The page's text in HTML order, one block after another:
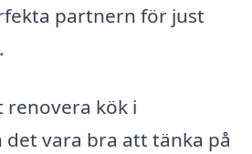
partnern för just
renovera kök i
det vara bra att tänka på